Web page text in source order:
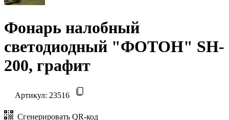
Фонарь налобный
светодиодный "ФОТОН" SH-
200, графит
Артикул: 23516
Сгенерировать QR-код